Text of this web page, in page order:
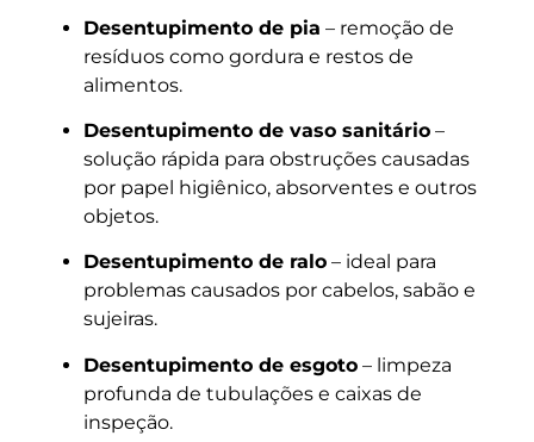
Desentupimento de pia – remoção de
resíduos como gordura e restos de
alimentos.
Desentupimento de vaso sanitário –
solução rápida para obstruções causadas
por papel higiênico, absorventes e outros
objetos.
Desentupimento de ralo – ideal para
problemas causados por cabelos, sabão e
sujeiras.
Desentupimento de esgoto – limpeza
profunda de tubulações e caixas de
inspeção.